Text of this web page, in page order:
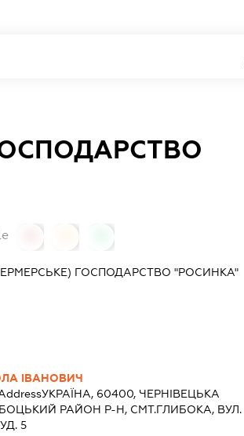
ГОСПОДАРСТВО "РОСИНКА"
ІВАНОВИЧ
УКРАЇНА, 60400, ЧЕРНIВЕЦЬКА
РАЙОН Р-Н, СМТ.ГЛИБОКА, ВУЛ.
5